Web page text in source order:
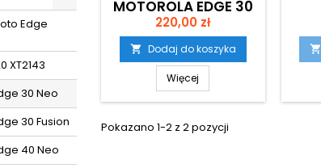
Edge
XT2143
30 Neo
30 Fusion
40 Neo
MOTOROLA EDGE 30
NEO
Cena
220,00 zł
 Dodaj do koszyka
Więcej

Pokazano 1-2 z 2 pozycji